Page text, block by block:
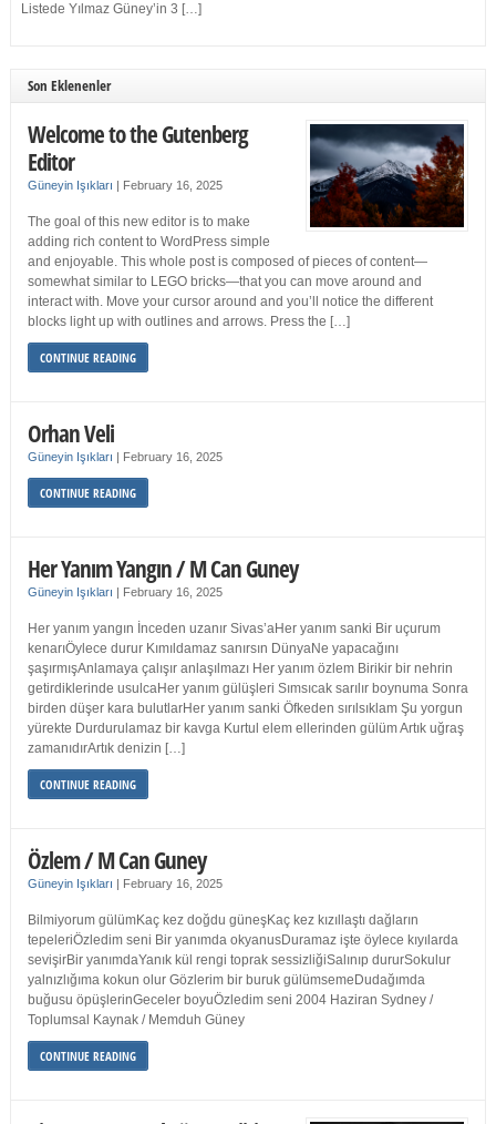
Listede Yılmaz Güney’in 3 […]
Son Eklenenler
Welcome to the Gutenberg
Editor
Güneyin Işıkları | February 16, 2025
The goal of this new editor is to make
adding rich content to WordPress simple
and enjoyable. This whole post is composed of pieces of content—
somewhat similar to LEGO bricks—that you can move around and
interact with. Move your cursor around and you’ll notice the different
blocks light up with outlines and arrows. Press the […]
CONTINUE READING
Orhan Veli
Güneyin Işıkları | February 16, 2025
CONTINUE READING
Her Yanım Yangın / M Can Guney
Güneyin Işıkları | February 16, 2025
Her yanım yangın İnceden uzanır Sivas’aHer yanım sanki Bir uçurum
kenarıÖylece durur Kımıldamaz sanırsın DünyaNe yapacağını
şaşırmışAnlamaya çalışır anlaşılmazı Her yanım özlem Birikir bir nehrin
getirdiklerinde usulcaHer yanım gülüşleri Sımsıcak sarılır boynuma Sonra
birden düşer kara bulutlarHer yanım sanki Öfkeden sırılsıklam Şu yorgun
yürekte Durdurulamaz bir kavga Kurtul elem ellerinden gülüm Artık uğraş
zamanıdırArtık denizin […]
CONTINUE READING
Özlem / M Can Guney
Güneyin Işıkları | February 16, 2025
Bilmiyorum gülümKaç kez doğdu güneşKaç kez kızıllaştı dağların
tepeleriÖzledim seni Bir yanımda okyanusDuramaz işte öylece kıyılarda
sevişirBir yanımdaYanık kül rengi toprak sessizliğiSalınıp dururSokulur
yalnızlığıma kokun olur Gözlerim bir buruk gülümsemeDudağımda
buğusu öpüşlerinGeceler boyuÖzledim seni 2004 Haziran Sydney /
Toplumsal Kaynak / Memduh Güney
CONTINUE READING